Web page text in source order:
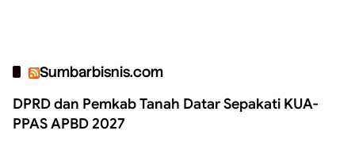
Sumbarbisnis.com
DPRD dan Pemkab Tanah Datar Sepakati KUA-
PPAS APBD 2027